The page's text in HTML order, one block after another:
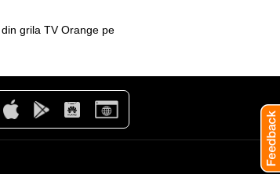
grila TV Orange pe